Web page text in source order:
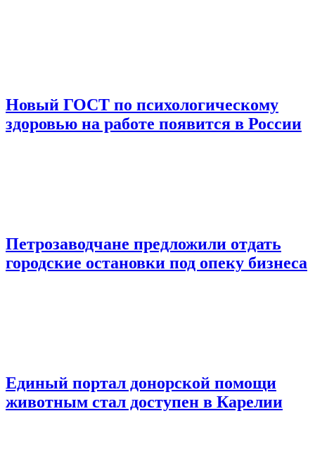
Новый ГОСТ по психологическому
здоровью на работе появится в России
Петрозаводчане предложили отдать
городские остановки под опеку бизнеса
Единый портал донорской помощи
животным стал доступен в Карелии